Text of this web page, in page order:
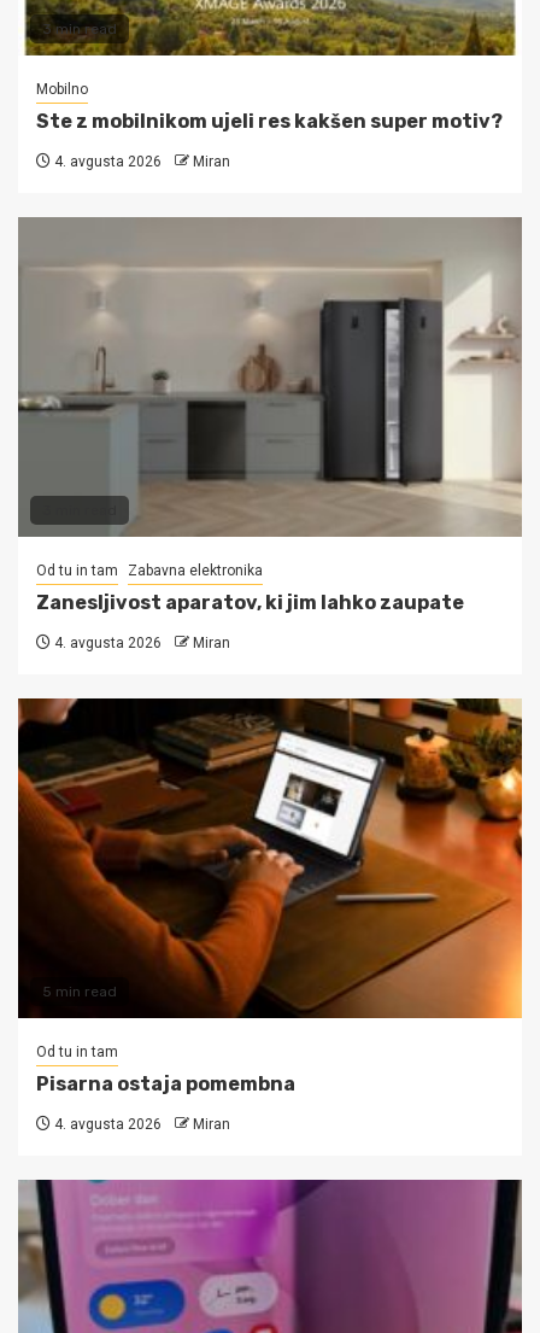
3 min read
Mobilno
Ste z mobilnikom ujeli res kakšen super motiv?
4. avgusta 2026 Miran
Od tu in tam Zabavna elektronika
Zanesljivost aparatov, ki jim lahko zaupate
4. avgusta 2026 Miran
5 min read
Od tu in tam
Pisarna ostaja pomembna
4. avgusta 2026 Miran